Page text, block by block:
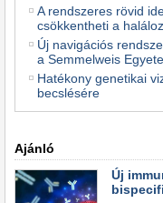
A rendszeres rövid
csökkentheti a
Új navigációs
a Semmelweis
Hatékony genetikai
becslésére
Ajánló
Új